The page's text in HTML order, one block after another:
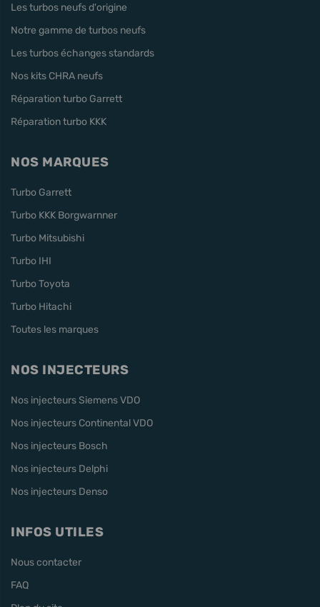
Les turbos neufs d'origine
Notre gamme de turbos neufs
Les turbos échanges standards
Nos kits CHRA neufs
Réparation turbo Garrett
Réparation turbo KKK
NOS MARQUES
Turbo Garrett
Turbo KKK Borgwarnner
Turbo Mitsubishi
Turbo IHI
Turbo Toyota
Turbo Hitachi
Toutes les marques
NOS INJECTEURS
Nos injecteurs Siemens VDO
Nos injecteurs Continental VDO
Nos injecteurs Bosch
Nos injecteurs Delphi
Nos injecteurs Denso
INFOS UTILES
Nous contacter
FAQ